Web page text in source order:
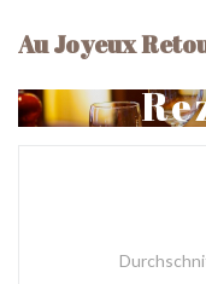
Au Joyeux